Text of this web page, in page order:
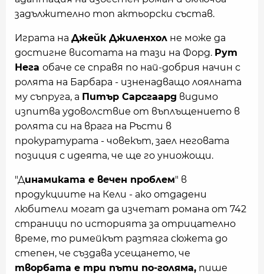
задължително топ актьорски състав.
Играта на Джейк Джиленхол не може да
достигне висотата на тази на Форд. Рут
Нега обаче се справя по най-добрия начин с
ролята на Барбара - изненадващо лоялната
му съпруга, а Питър Сарсгаард видимо
изпитва удоволствие от въплъщението в
ролята си на врага на Ръсти в
прокуратурата - човекът, заел неговата
позиция с идеята, че ще го униожощи.
"Динамиката е вечен проблем" в
продукциите на Кели - ако отдадени
любители могат да изчетат романа от 742
страници по историята за отрицателно
време, то римейкът разтяга сюжета до
степен, че създава усещането, че
творбата е три пъти по-голяма, пише